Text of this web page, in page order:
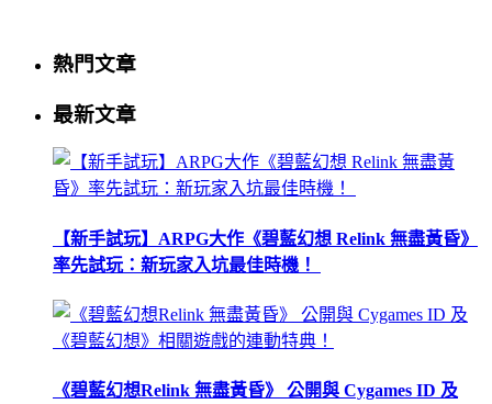
熱門文章
最新文章
【新手試玩】ARPG大作《碧藍幻想 Relink 無盡黃昏》
率先試玩：新玩家入坑最佳時機！
《碧藍幻想Relink 無盡黃昏》 公開與 Cygames ID 及